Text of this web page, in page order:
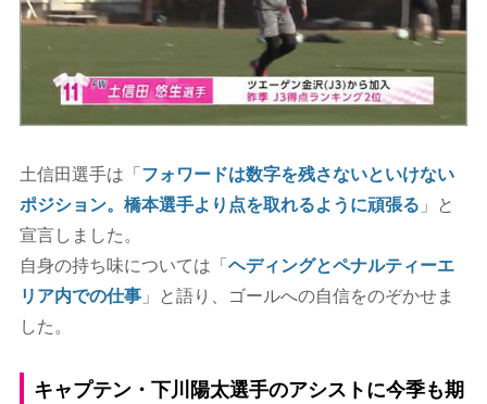
土信田選手は「 フォワードは数字を残さないといけない
ポジション。橋本選手より点を取れるように頑張る 」と
宣言しました。
自身の持ち味については「 ヘディングとペナルティーエ
リア内での仕事」と語り、ゴールへの自信をのぞかせま
した。
キャプテン・下川陽太選手のアシストに今季も期